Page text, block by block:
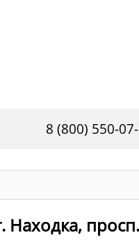
8 (800) 550-
Находка, просп.